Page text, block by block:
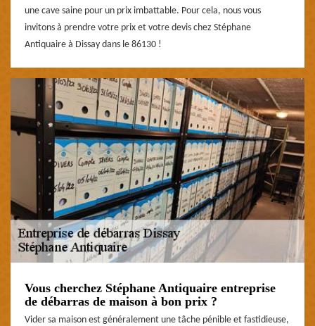
une cave saine pour un prix imbattable. Pour cela, nous vous
invitons à prendre votre prix et votre devis chez Stéphane
Antiquaire à Dissay dans le 86130 !
Vous cherchez Stéphane Antiquaire entreprise
de débarras de maison à bon prix ?
Vider sa maison est généralement une tâche pénible et fastidieuse,